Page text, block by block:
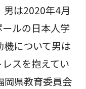
男は2020年4月
ルの日本人学
について男は
スを抱えてい
岡県教育委員会